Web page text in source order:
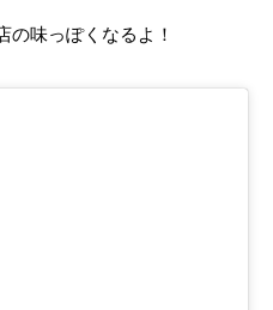
の味っぽくなるよ！